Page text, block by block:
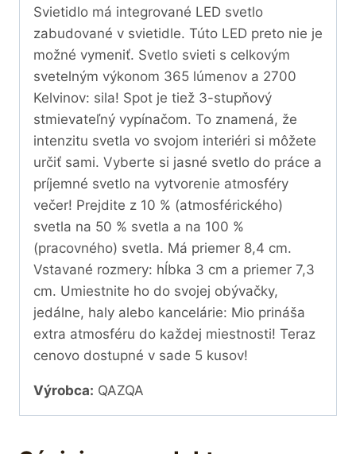
Svietidlo má integrované LED svetlo
zabudované v svietidle. Túto LED preto nie je
možné vymeniť. Svetlo svieti s celkovým
svetelným výkonom 365 lúmenov a 2700
Kelvinov: sila! Spot je tiež 3-stupňový
stmievateľný vypínačom. To znamená, že
intenzitu svetla vo svojom interiéri si môžete
určiť sami. Vyberte si jasné svetlo do práce a
príjemné svetlo na vytvorenie atmosféry
večer! Prejdite z 10 % (atmosférického)
svetla na 50 % svetla a na 100 %
(pracovného) svetla. Má priemer 8,4 cm.
Vstavané rozmery: hĺbka 3 cm a priemer 7,3
cm. Umiestnite ho do svojej obývačky,
jedálne, haly alebo kancelárie: Mio prináša
extra atmosféru do každej miestnosti! Teraz
cenovo dostupné v sade 5 kusov!
Výrobca: QAZQA